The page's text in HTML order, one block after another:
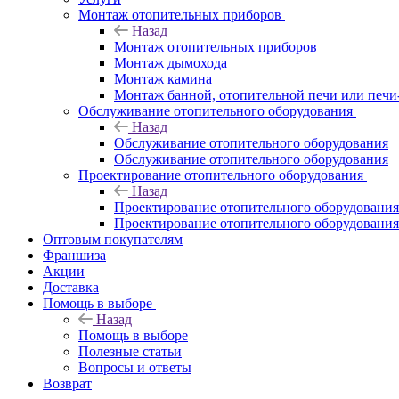
Монтаж отопительных приборов
Назад
Монтаж отопительных приборов
Монтаж дымохода
Монтаж камина
Монтаж банной, отопительной печи или
Обслуживание отопительного оборудования
Назад
Обслуживание отопительного оборудования
Обслуживание отопительного оборудования
Проектирование отопительного оборудования
Назад
Проектирование отопительного оборудования
Проектирование отопительного оборудования
Оптовым покупателям
Франшиза
Акции
Доставка
Помощь в выборе
Назад
Помощь в выборе
Полезные статьи
Вопросы и ответы
Возврат